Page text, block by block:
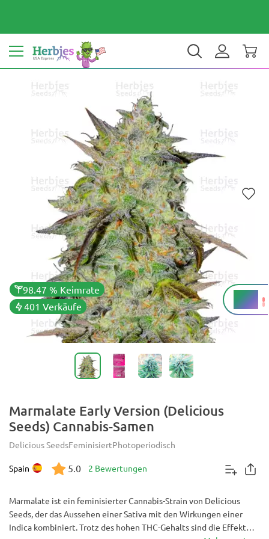
Dein Land: Vereinigte Staaten $ USD DE
98.47 % Keimrate
401 Verkäufe
21 %
THC
Marmalate Early Version (Delicious
Seeds) Cannabis-Samen
Delicious SeedsFeminisiertPhotoperiodisch
Spain 5.0 2 Bewertungen
Marmalate ist ein feminisierter Cannabis-Strain von Delicious
Seeds, der das Aussehen einer Sativa mit den Wirkungen einer
Indica kombiniert. Trotz des hohen THC-Gehalts sind die Effekte